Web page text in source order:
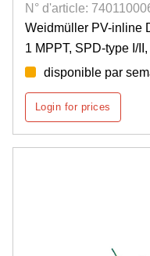
N° d'article:
Weidmüller PV-inline
1 MPPT, SPD-type I/
disponible par
Login for prices